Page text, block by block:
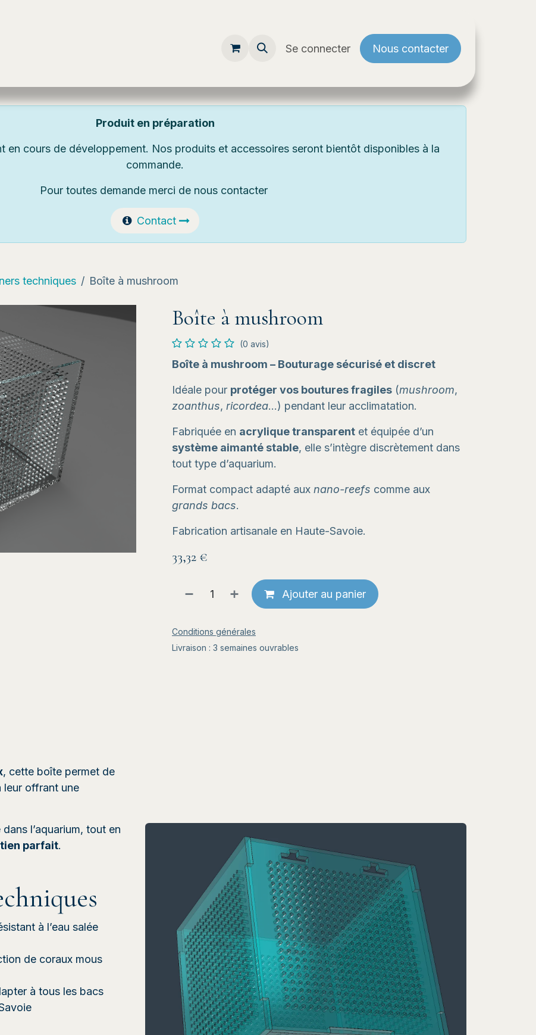
Se connecter Nous contacter​
Produit en préparation
en cours de développement. Nos produits et accessoires seront bientôt disponibles à la
commande.
Pour toutes demande merci de nous contacter
Contact
techniques Boîte à mushroom
Boîte à mushroom
(0 avis)
Boîte à mushroom – Bouturage sécurisé et discret
Idéale pour protéger vos boutures fragiles (mushroom,
zoanthus, ricordea…) pendant leur acclimatation.
Fabriquée en acrylique transparent et équipée d’un
système aimanté stable, elle s’intègre discrètement dans
tout type d’aquarium.
Format compact adapté aux nano-reefs comme aux
grands bacs.
Fabrication artisanale en Haute-Savoie.
33,32 €
Ajouter au panier
Conditions générales
Livraison : 3 semaines ouvrables
, cette boîte permet de
leur offrant une
l’aquarium, tout en
parfait.
à l’eau salée
de coraux mous
à tous les bacs